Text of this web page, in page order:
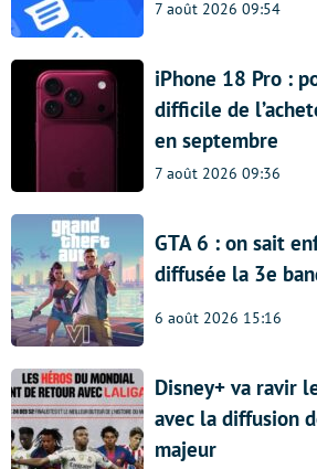
7 août 2026 09:54
iPhone 18 Pro :
difficile de
en septembre
7 août 2026 09:36
GTA 6 : on sait
diffusée la 3e
6 août 2026 15:16
Disney+ va ravir
avec la diffusion
majeur